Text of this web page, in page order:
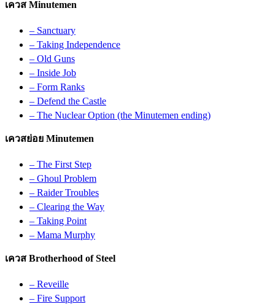
เควส Minutemen
– Sanctuary
– Taking Independence
– Old Guns
– Inside Job
– Form Ranks
– Defend the Castle
– The Nuclear Option (the Minutemen ending)
เควสย่อย Minutemen
– The First Step
– Ghoul Problem
– Raider Troubles
– Clearing the Way
– Taking Point
– Mama Murphy
เควส Brotherhood of Steel
– Reveille
– Fire Support